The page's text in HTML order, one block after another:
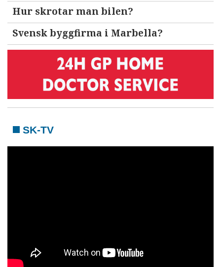
Hur skrotar man bilen?
Svensk byggfirma i Marbella?
SK-TV